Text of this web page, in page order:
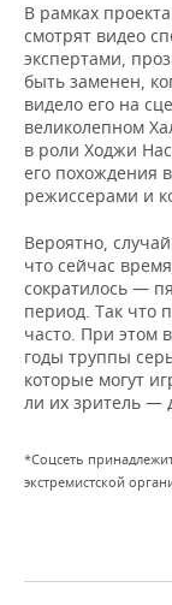
В рамках
смотрят видео
экспертами,
быть заменен,
видело его на
великолепном
в роли Ходжи
его похождения
режиссерами и
Вероятно,
что сейчас
сократилось —
период. Так что
часто. При этом
годы труппы
которые могут
ли их зритель —
*Соцсеть
экстремистской